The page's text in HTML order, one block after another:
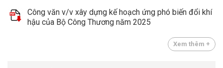
Công văn v/v xây dựng kế hoạch ứng phó biến đổi khí
hậu của Bộ Công Thương năm 2025
Xem thêm +